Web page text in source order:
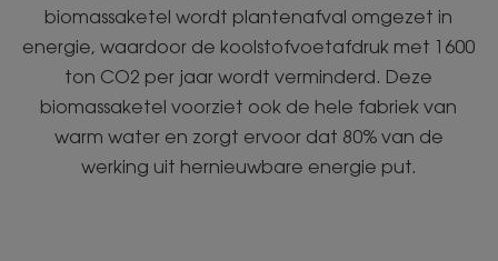
biomassaketel wordt plantenafval omgezet in
energie, waardoor de koolstofvoetafdruk met 1600
ton CO2 per jaar wordt verminderd. Deze
biomassaketel voorziet ook de hele fabriek van
warm water en zorgt ervoor dat 80% van de
werking uit hernieuwbare energie put.